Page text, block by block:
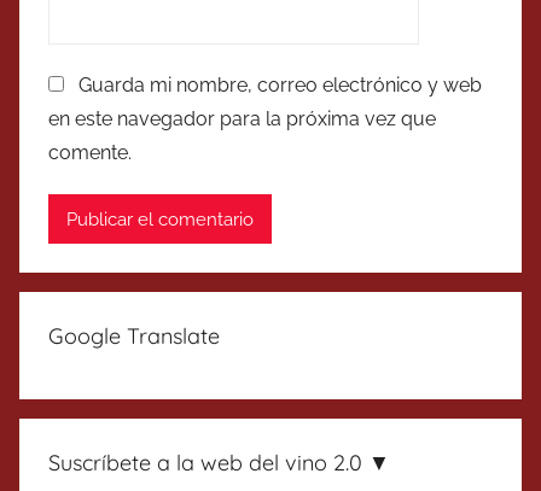
Guarda mi nombre, correo electrónico y web
en este navegador para la próxima vez que
comente.
Google Translate
Suscríbete a la web del vino 2.0 ▼